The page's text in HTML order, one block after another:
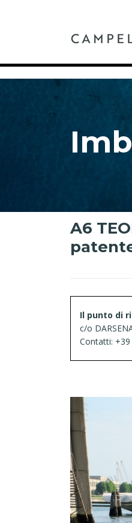
A6
Il punto di
c/o
Contatti: